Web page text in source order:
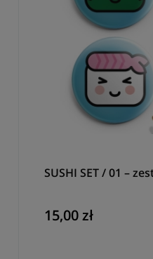
SUSHI SET / 01 –
15,00 zł